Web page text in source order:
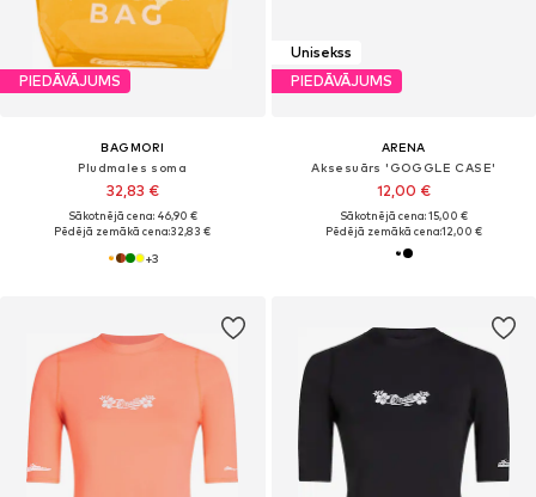
PIEDĀVĀJUMS
BAGMORI
Pludmales soma
32,83 €
Sākotnējā cena: 46,90 €
Pēdējā zemākā cena:32,83 €
+3
Unisekss
PIEDĀVĀJUMS
ARENA
Aksesuārs 'GOGGLE CASE'
12,00 €
Sākotnējā cena: 15,00 €
Pēdējā zemākā cena:12,00 €